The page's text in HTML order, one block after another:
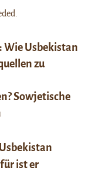
Wie Usbekistan
zu
Sowjetische
ist er